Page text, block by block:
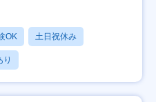
OK 土日祝休み
り